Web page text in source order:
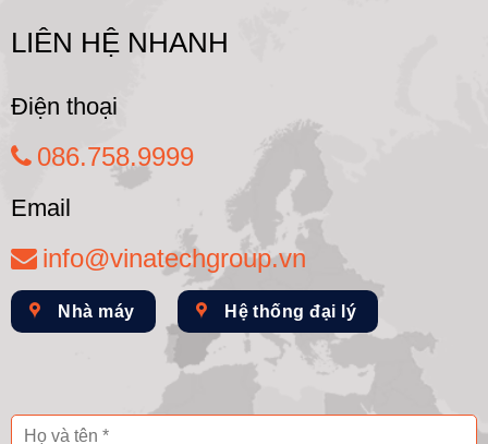
LIÊN HỆ NHANH
Điện thoại
086.758.9999
Email
info@vinatechgroup.vn
Nhà máy Hệ thống đại lý